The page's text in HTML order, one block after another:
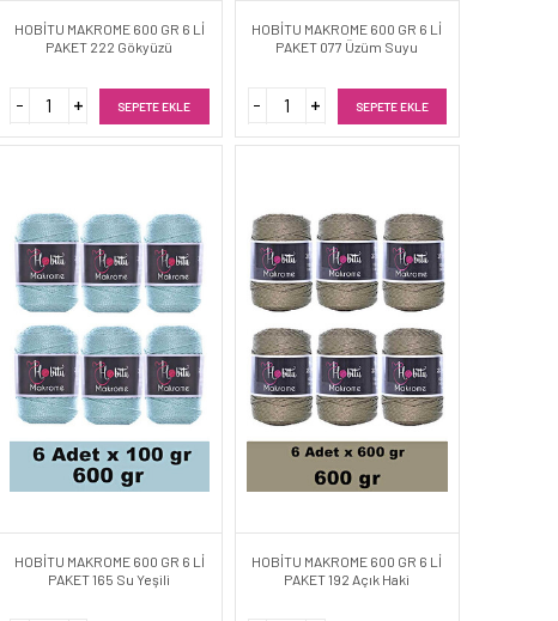
HOBİTU MAKROME 600 GR 6 Lİ
PAKET 222 Gökyüzü
SEPETE EKLE
HOBİTU MAKROME 600 GR 6 Lİ
PAKET 077 Üzüm Suyu
SEPETE EKLE
HOBİTU MAKROME 600 GR 6 Lİ
PAKET 165 Su Yeşili
HOBİTU MAKROME 600 GR 6 Lİ
PAKET 192 Açık Haki